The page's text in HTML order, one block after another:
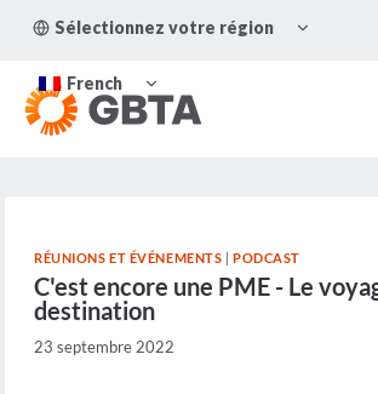
Sélectionnez votre région
LE
French
LE
MENU
ENFANT
RÉUNIONS ET ÉVÉNEMENTS |PODCAST
C'est encore une PME - Le
destination
23 septembre 2022